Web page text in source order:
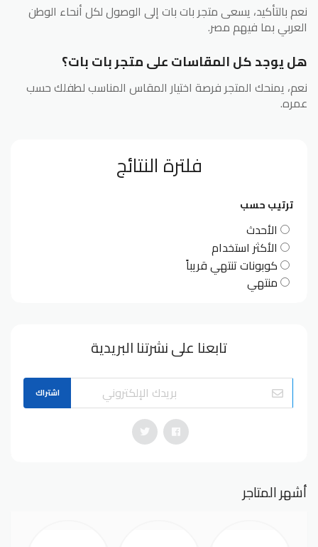
نعم بالتأكيد، يسعى متجر بات بات إلى الوصول لكل أنحاء الوطن
العربي بما فيهم مصر.
هل يوجد كل المقاسات على متجر بات بات؟
نعم، يمنحك المتجر فرصة اختيار المقاس المناسب لطفلك حسب
عمره.
فلترة النتائج
ترتيب حسب
الأحدث
الأكثر استخدام
كوبونات تنتهي قريباً
منتهي
تابعنا على نشرتنا البريدية
اشتراك
أشهر المتاجر